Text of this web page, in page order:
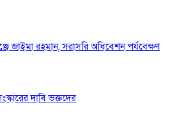
জাইমা রহমান, সরাসরি অধিবেশন পর্যবেক্ষণ
দাবি ভক্তদের